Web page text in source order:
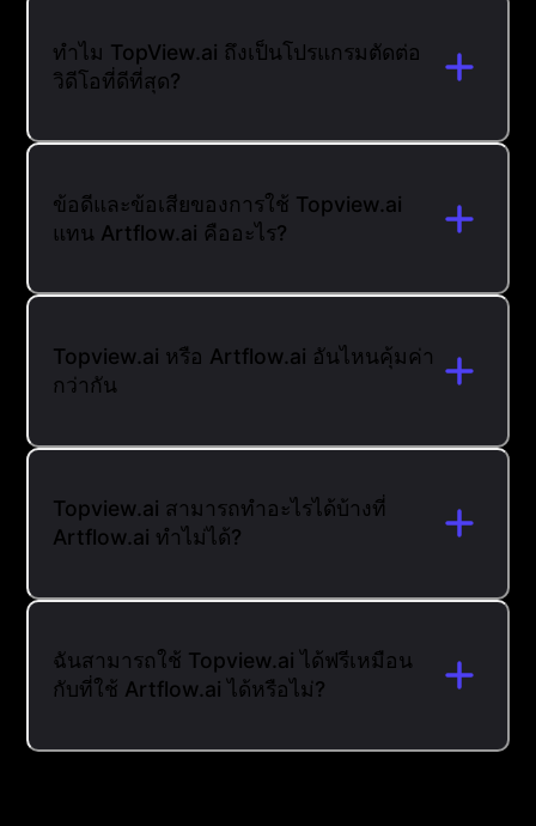
ทำไม TopView.ai ถึงเป็นโปรแกรมตัดต่อ
วิดีโอที่ดีที่สุด?
ข้อดีและข้อเสียของการใช้ Topview.ai
แทน Artflow.ai คืออะไร?
Topview.ai หรือ Artflow.ai อันไหนคุ้มค่า
กว่ากัน
Topview.ai สามารถทำอะไรได้บ้างที่
Artflow.ai ทำไม่ได้?
ฉันสามารถใช้ Topview.ai ได้ฟรีเหมือน
กับที่ใช้ Artflow.ai ได้หรือไม่?